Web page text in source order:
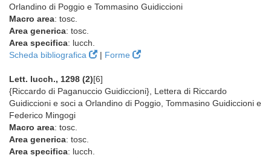
Orlandino di Poggio e Tommasino Guidiccioni
Macro area: tosc.
Area generica: tosc.
Area specifica: lucch.
Scheda bibliografica
| Forme
Lett. lucch., 1298 (2)[6]
{Riccardo di Paganuccio Guidiccioni}, Lettera di Riccardo
Guidiccioni e soci a Orlandino di Poggio, Tommasino Guidiccioni e
Federico Mingogi
Macro area: tosc.
Area generica: tosc.
Area specifica: lucch.